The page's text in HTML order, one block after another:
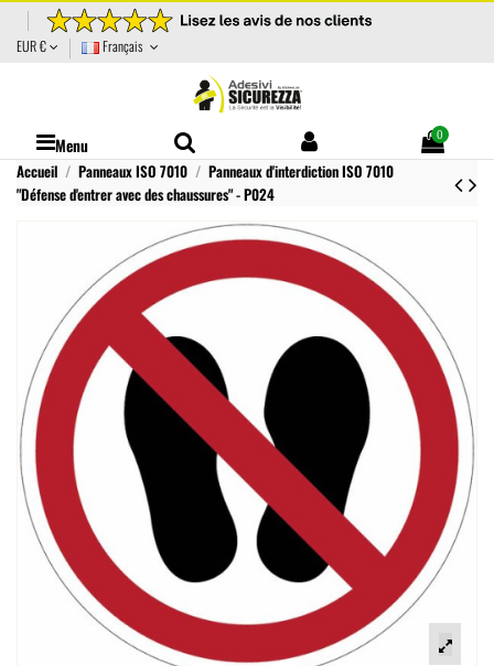
EUR € Français
Menu 0
Accueil Panneaux ISO 7010
Panneaux d'interdiction ISO 7010
"Défense d'entrer avec des chaussures" - P024